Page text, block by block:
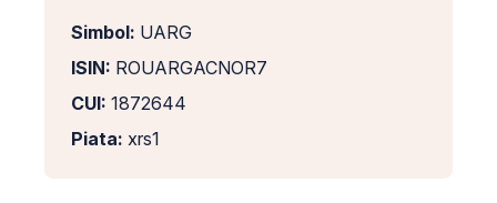
Simbol: UARG
ISIN: ROUARGACNOR7
CUI: 1872644
Piata: xrs1